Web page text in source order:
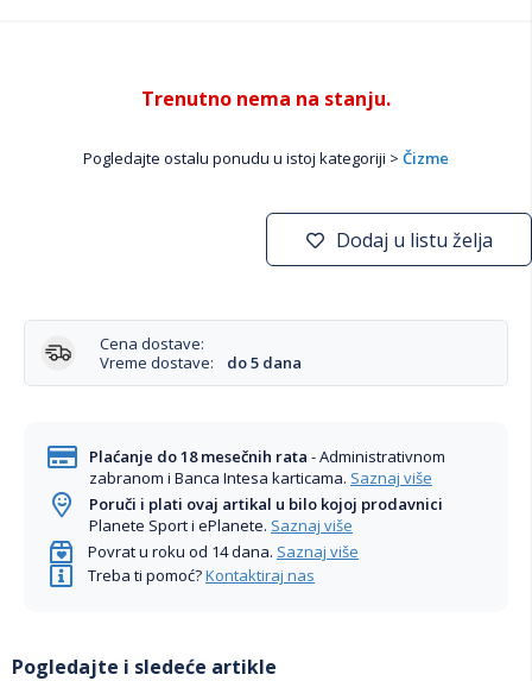
Trenutno nema na stanju.
Pogledajte ostalu ponudu u istoj kategoriji > Čizme
Dodaj u listu želja
Cena dostave:
Vreme dostave:
do 5 dana
Plaćanje do 18 mesečnih rata - Administrativnom
zabranom i Banca Intesa karticama. Saznaj više
Poruči i plati ovaj artikal u bilo kojoj prodavnici
Planete Sport i ePlanete. Saznaj više
Povrat u roku od 14 dana. Saznaj više
Treba ti pomoć?Kontaktiraj nas
Pogledajte i sledeće artikle